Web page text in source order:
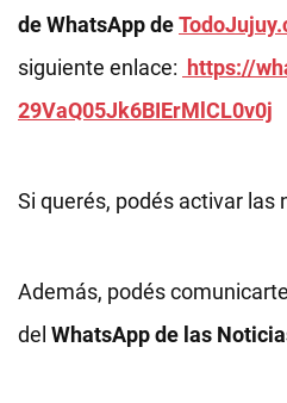
de WhatsApp de
siguiente enlace: https://
29VaQ05Jk6BIErMlCL0v0j
Si querés, podés activar las
Además, podés
del WhatsApp de las